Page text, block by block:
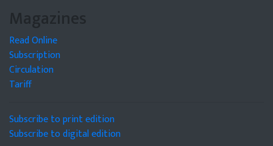
Magazines
Read Online
Subscription
Circulation
Tariff
Subscribe to print edition
Subscribe to digital edition